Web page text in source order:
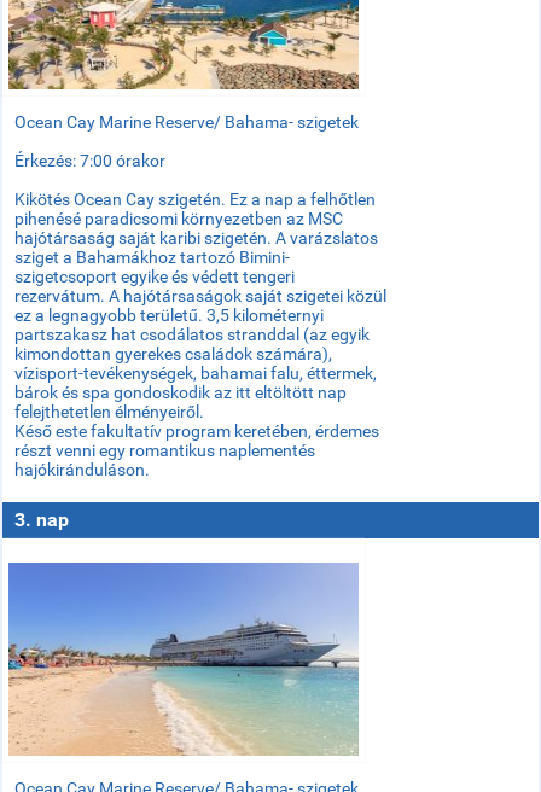
Ocean Cay Marine Reserve/ Bahama- szigetek
Érkezés: 7:00 órakor
Kikötés Ocean Cay szigetén. Ez a nap a felhőtlen
pihenésé paradicsomi környezetben az MSC
hajótársaság saját karibi szigetén. A varázslatos
sziget a Bahamákhoz tartozó Bimini-
szigetcsoport egyike és védett tengeri
rezervátum. A hajótársaságok saját szigetei közül
ez a legnagyobb területű. 3,5 kilométernyi
partszakasz hat csodálatos stranddal (az egyik
kimondottan gyerekes családok számára),
vízisport-tevékenységek, bahamai falu, éttermek,
bárok és spa gondoskodik az itt eltöltött nap
felejthetetlen élményeiről.
Késő este fakultatív program keretében, érdemes
részt venni egy romantikus naplementés
hajókiránduláson.
3. nap